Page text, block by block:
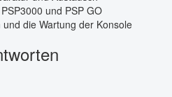
und PSP GO
die Wartung der Konsole